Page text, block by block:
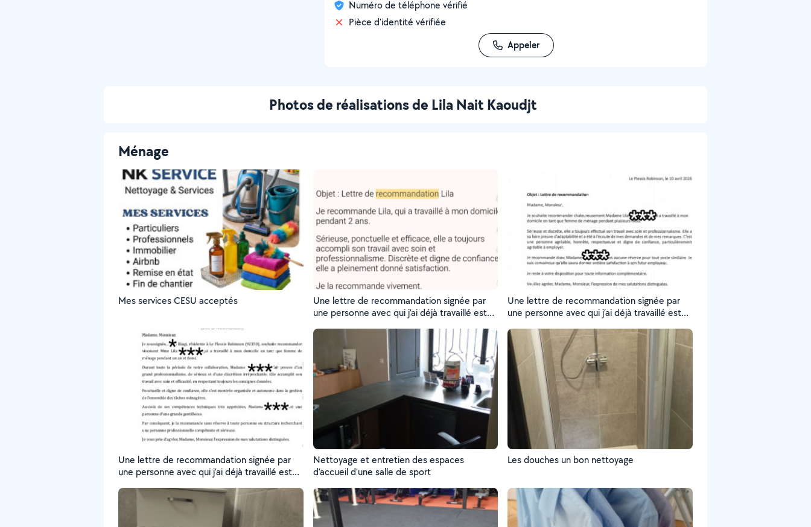
Numéro de téléphone vérifié
Pièce d'identité vérifiée
Appeler
Photos de réalisations de Lila Nait Kaoudjt
Ménage
Mes services CESU acceptés
Une lettre de recommandation signée par
une personne avec qui j’ai déjà travaillé est
confidentialité, les noms ont été masqués.
Je peux bien sûr vous la présenter lors de
notre premier contact ou à ma venue.
Une lettre de recommandation signée par
une personne avec qui j’ai déjà travaillé est
confidentialité, les noms ont été masqués.
Je peux bien sûr vous la présenter lors de
notre premier contact ou à ma venue.
Une lettre de recommandation signée par
une personne avec qui j’ai déjà travaillé est
confidentialité, les noms ont été masqués.
Je peux bien sûr vous la présenter lors de
notre premier contact ou à ma venue.i
Nettoyage et entretien des espaces
d’accueil d’une salle de sport
Les douches un bon nettoyage